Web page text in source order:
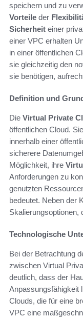
speichern und zu
Vorteile der
Sicherheit einer
einer VPC erhalten
in einer öffentlichen
sie gleichzeitig den
sie benötigen,
Definition und
Die Virtual Private
öffentlichen Cloud.
innerhalb einer
sicherere
Möglichkeit, ihre
Anforderungen zu
genutzten
bedeutet. Neben der
Skalierungsoptionen,
Technologische
Bei der Betrachtung
zwischen Virtual
deutlich, dass der
Anpassungsfähigkeit
Clouds, die für eine
VPC eine